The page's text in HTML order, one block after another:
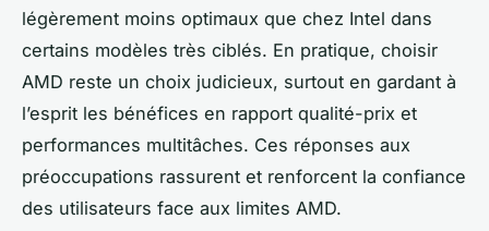
légèrement moins optimaux que chez Intel dans
certains modèles très ciblés. En pratique, choisir
AMD reste un choix judicieux, surtout en gardant à
l’esprit les bénéfices en rapport qualité-prix et
performances multitâches. Ces réponses aux
préoccupations rassurent et renforcent la confiance
des utilisateurs face aux limites AMD.